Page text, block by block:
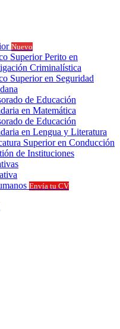
Nuevo
Superior Perito en
Criminalística
Superior en Seguridad
de Educación
en Matemática
de Educación
en Lengua y Literatura
Superior en Conducción
de Instituciones
Envía tu CV